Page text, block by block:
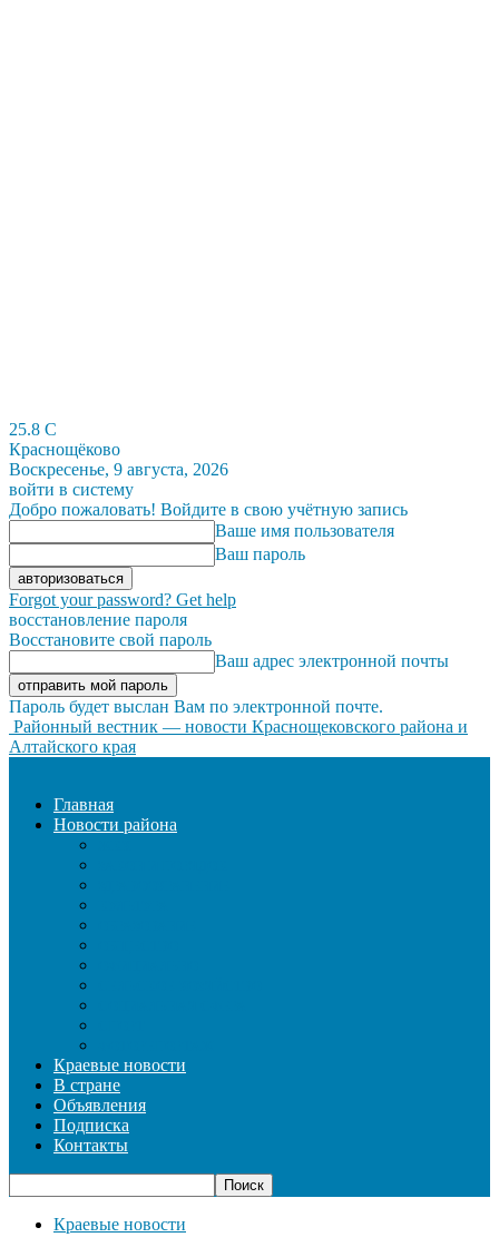
25.8 C
Краснощёково
Воскресенье, 9 августа, 2026
войти в систему
Добро пожаловать! Войдите в свою учётную запись
Ваше имя пользователя
Ваш пароль
Forgot your password? Get help
восстановление пароля
Восстановите свой пароль
Ваш адрес электронной почты
Пароль будет выслан Вам по электронной почте.
Районный вестник — новости Краснощековского района и
Алтайского края
Главная
Новости района
Краевые новости
В стране
Объявления
Подписка
Контакты
Краевые новости